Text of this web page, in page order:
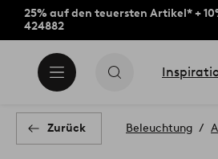
25% auf den teuersten Artikel* +
424882
Zurück Beleuchtung